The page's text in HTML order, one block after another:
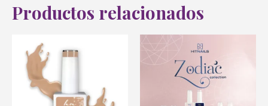
Productos relacionados